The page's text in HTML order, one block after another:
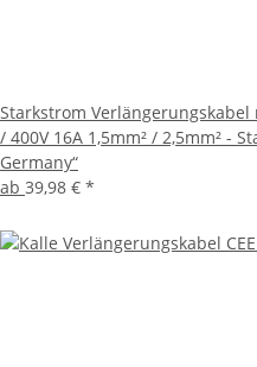
Starkstrom
/ 400V 16A 1,5mm² / 2,5mm² -
Germany“
ab 39,98 € *